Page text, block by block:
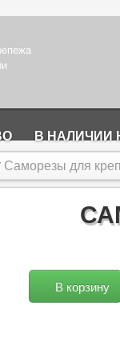
В НАЛИЧИИ
Саморезы для
В корзину